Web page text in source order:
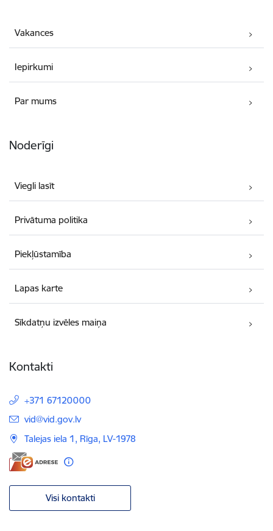
Vakances
Iepirkumi
Par mums
Noderīgi
Viegli lasīt
Privātuma politika
Piekļūstamība
Lapas karte
Sīkdatņu izvēles maiņa
Kontakti
+371 67120000
E-pasts:
vid@vid.gov.lv
Talejas iela 1, Rīga, LV-1978
Visi kontakti